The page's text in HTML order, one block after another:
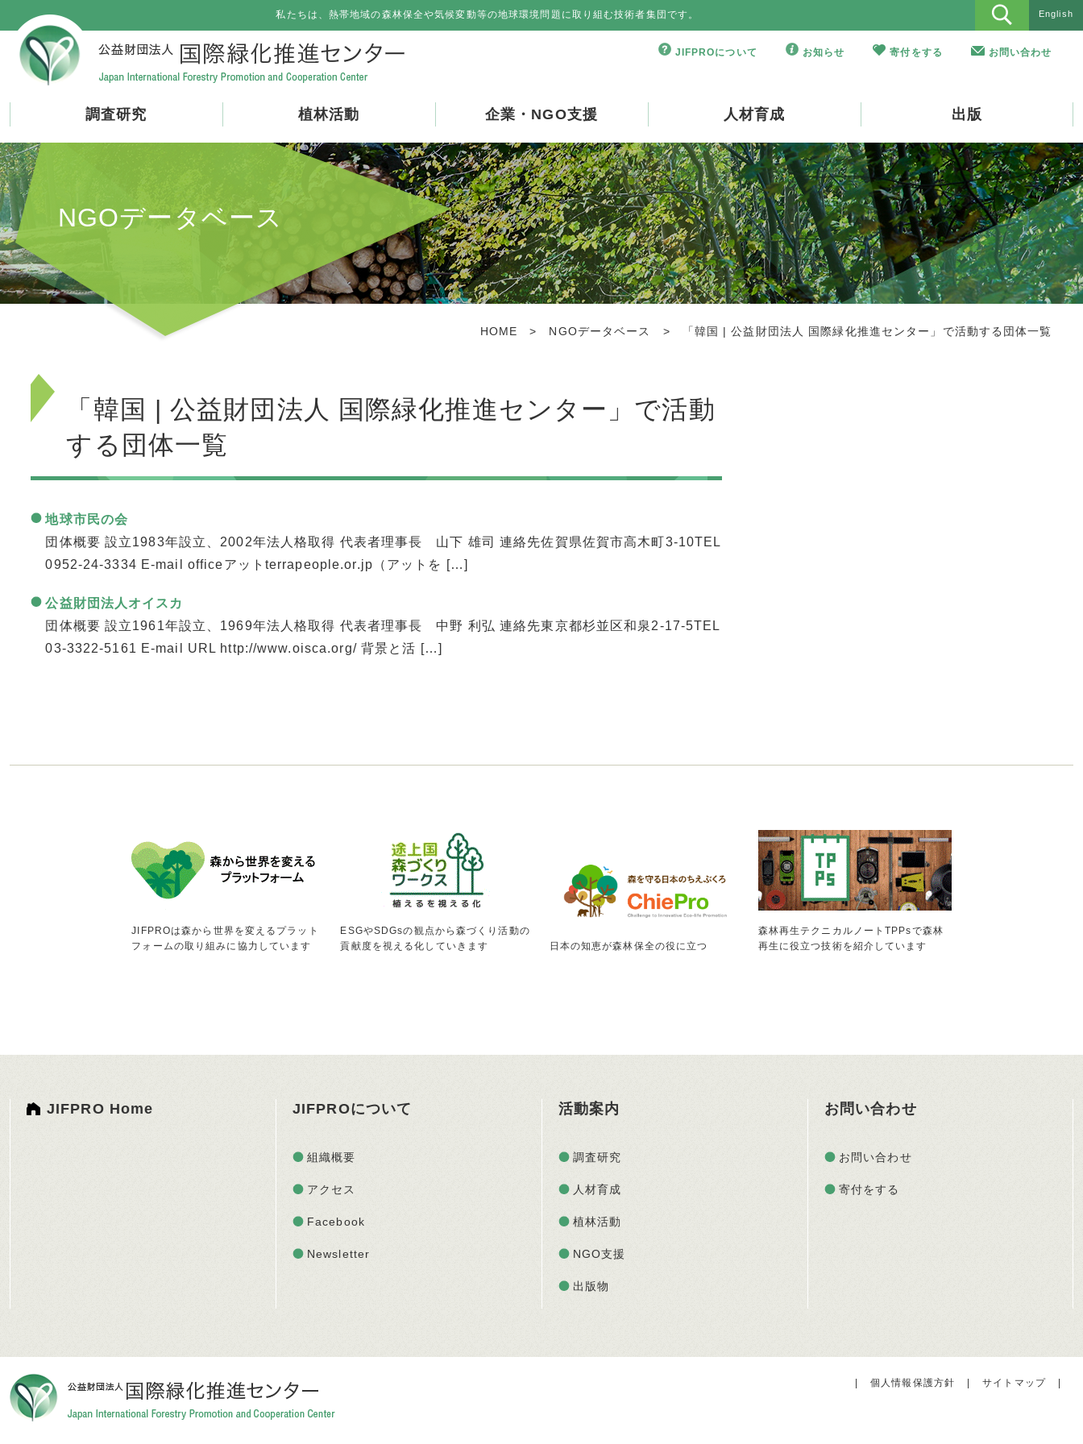
私たちは、熱帯地域の森林保全や気候変動等の地球環境問題に取り組む技術者集団です。 English
JIFPROについて お知らせ 寄付をする お問い合わせ
調査研究 植林活動 企業・NGO支援 人材育成 出版
NGOデータベース
HOME > NGOデータベース > 「韓国 | 公益財団法人 国際緑化推進センター」で活動する団体一覧
「韓国 | 公益財団法人 国際緑化推進センター」で活動
する団体一覧
地球市民の会
団体概要 設立1983年設立、2002年法人格取得 代表者理事長 山下 雄司 連絡先佐賀県佐賀市高木町3-10TEL
0952-24-3334 E-mail officeアットterrapeople.or.jp（アットを […]
公益財団法人オイスカ
団体概要 設立1961年設立、1969年法人格取得 代表者理事長 中野 利弘 連絡先東京都杉並区和泉2-17-5TEL
03-3322-5161 E-mail URL http://www.oisca.org/ 背景と活 […]
JIFPROは森から世界を変えるプラット
フォームの取り組みに協力しています
ESGやSDGsの観点から森づくり活動の
貢献度を視える化していきます
日本の知恵が森林保全の役に立つ
森林再生テクニカルノートTPPsで森林
再生に役立つ技術を紹介しています
JIFPRO Home JIFPROについて
組織概要
アクセス
Facebook
Newsletter
活動案内
調査研究
人材育成
植林活動
NGO支援
出版物
お問い合わせ
お問い合わせ
寄付をする
個人情報保護方針 サイトマップ